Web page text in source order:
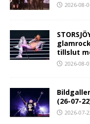
2026-08-
tillslut
2026-08-
(26-07-
2026-07-